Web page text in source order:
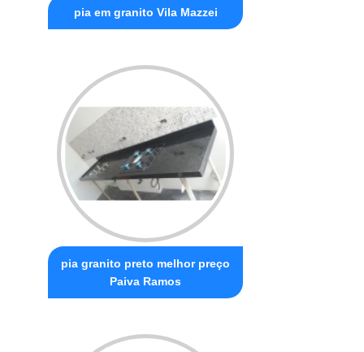
pia em granito Vila Mazzei
pia granito preto melhor preço
Paiva Ramos